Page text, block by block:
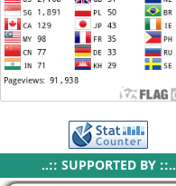
..:: SUPPORTED BY ::..